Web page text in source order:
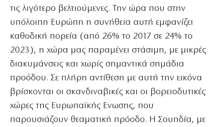
τις λιγότερο βελτιούμενες. Την ώρα που στην
υπόλοιπη Ευρώπη η συνήθεια αυτή εμφανίζει
καθοδική πορεία (από 26% το 2017 σε 24% το
2023), η χώρα μας παραμένει στάσιμη, με μικρές
διακυμάνσεις και χωρίς σημαντικά σημάδια
προόδου. Σε πλήρη αντίθεση με αυτή την εικόνα
βρίσκονται οι σκανδιναβικές και οι βορειοδυτικές
χώρες της Ευρωπαϊκής Ενωσης, που
παρουσιάζουν θεαματική πρόοδο. Η Σουηδία, με